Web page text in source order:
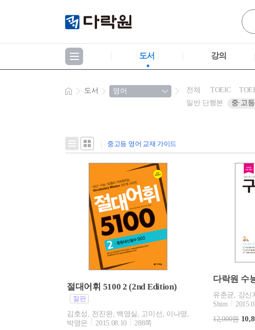
도서 강의
도서 전체 TOEIC
일반 단행본
중·고
중고등 영어 교재 가이드
절대어휘 5100 2 (2nd Edition)
절판
김호성, 전진완, 백영실, 고미선, 이나영,
박영은
2015.08.10
288쪽
다락원 수
유춘균, 강신
Shim
12,000원